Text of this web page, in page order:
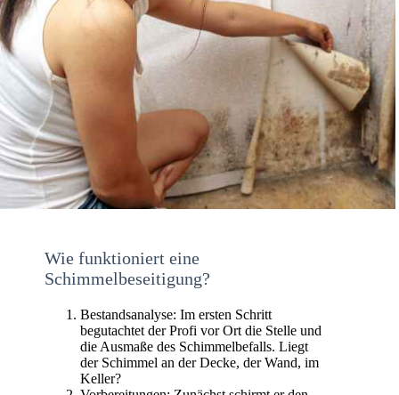
Wie funktioniert eine
Schimmelbeseitigung?
Bestandsanalyse: Im ersten Schritt
begutachtet der Profi vor Ort die Stelle und
die Ausmaße des Schimmelbefalls. Liegt
der Schimmel an der Decke, der Wand, im
Keller?